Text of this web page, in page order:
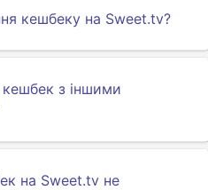
кешбеку на Sweet.tv?
з іншими
на Sweet.tv не